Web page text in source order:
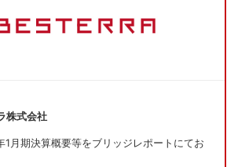
株式会社
月期決算概要等をブリッジレポートにてお